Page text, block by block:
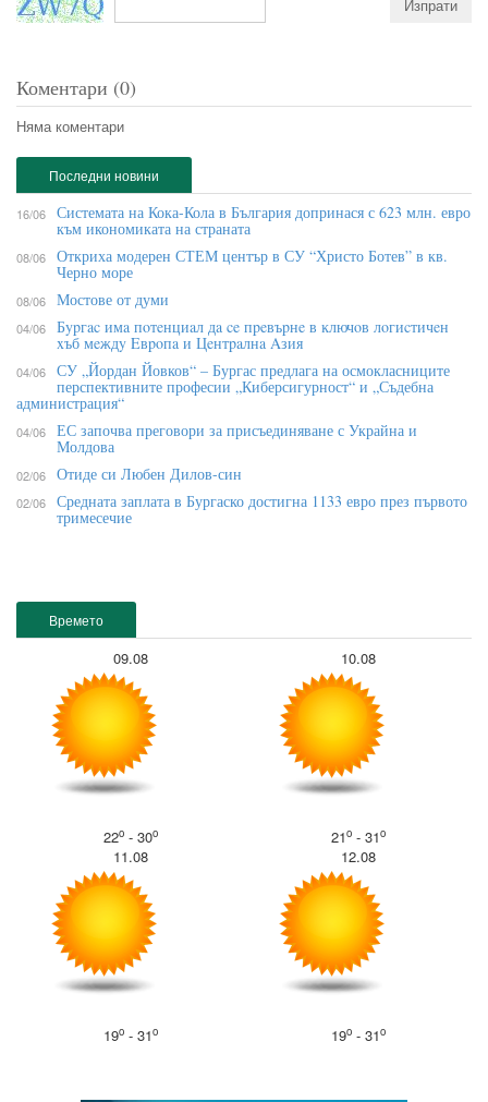
Коментари (0)
Няма коментари
Времето
09.08
22o- 30o
10.08
21o- 31o
11.08
19o- 31o
12.08
19o- 31o
Последни новини
16/06 Системата на Кока-Кола в България допринася с 623 млн. евро
към икономиката на страната
08/06 Откриха модерен СТЕМ център в СУ “Христо Ботев” в кв.
Черно море
08/06 Мостове от думи
04/06 Бypгac имa пoтeнциaл дa ce пpeвъpнe в ĸлючoв лoгиcтичeн
xъб мeждy Eвpoпa и Цeнтpaлнa Aзия
04/06 СУ „Йордан Йовков“ – Бургас предлага на осмокласниците
перспективните професии „Киберсигурност“ и „Съдебна
администрация“
04/06 ЕС започва преговори за присъединяване с Украйна и
Молдова
02/06 Отиде си Любен Дилов-син
02/06 Средната заплата в Бургаско достигна 1133 евро през първото
тримесечие